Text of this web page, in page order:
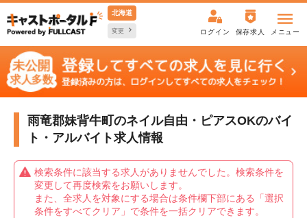
北海道
変更 ログイン 保存求人 メニュー
雨竜郡妹背牛町のネイル自由・ピアスOKのバイ
ト・アルバイト求人情報
検索条件に該当する求人がありませんでした。検索条件を
変更して再度検索をお願いします。
また、全求人を対象にする場合は条件欄下部にある「選択
条件をすべてクリア」で条件を一括クリアできます。